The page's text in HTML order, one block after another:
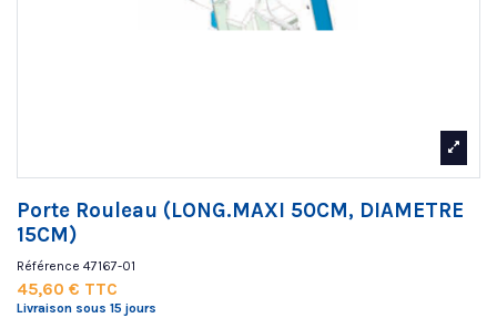
Porte Rouleau (LONG.MAXI 50CM, DIAMETRE
15CM)
Référence 47167-01
45,60 € TTC
Livraison sous 15 jours